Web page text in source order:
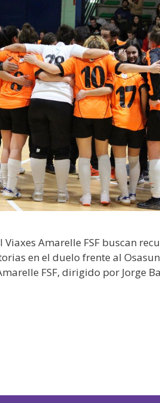
Viaxes Amarelle FSF buscan
en el duelo frente al
FSF, dirigido por Jorge